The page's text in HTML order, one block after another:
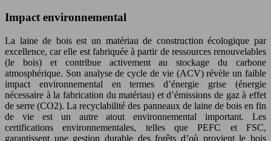
Impact environnemental
La laine de bois est un matériau de construction écologique par
excellence, car elle est fabriquée à partir de ressources renouvelables
(le bois) et contribue activement au stockage du carbone
atmosphérique. Son analyse de cycle de vie (ACV) révèle un faible
impact environnemental en termes d’énergie grise (énergie
nécessaire à la fabrication du matériau) et d’émissions de gaz à effet
de serre (CO2). La recyclabilité des panneaux de laine de bois en fin
de vie est un autre atout environnemental important. Les
certifications environnementales, telles que PEFC et FSC,
garantissent une gestion durable des forêts d’où provient le bois